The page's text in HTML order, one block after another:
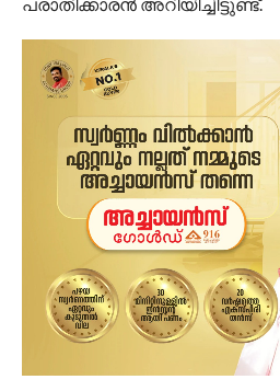
പരാതിക്കാരന്‍ അറിയിച്ചിട്ടുണ്ട്.